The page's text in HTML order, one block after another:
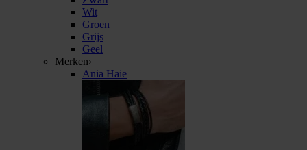
Wit
Groen
Grijs
Geel
Merken›
Ania Haie